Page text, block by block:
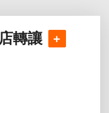
轉讓